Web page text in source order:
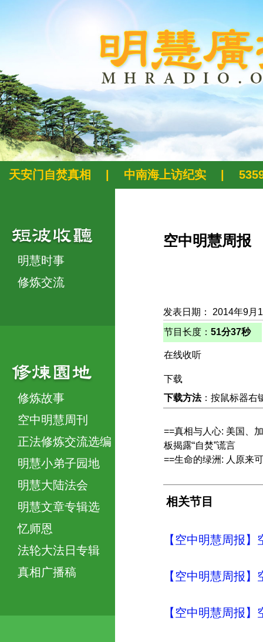
天安门自焚真相 中南海上访纪实
明慧时事
修炼交流
修炼故事
空中明慧周刊
正法修炼交流选编
明慧小弟子园地
明慧大陆法会
明慧文章专辑选
忆师恩
法轮大法日专辑
真相广播稿
空中明慧周报
发表日期： 2014年9月
节目长度： 51分37秒
在线收听
下载
下载方法：按鼠标器右
==真相与人心: 美国、
板揭露“自焚”谎言
==生命的绿洲: 人原来
相关节目
【空中明慧周报
【空中明慧周报
【空中明慧周报